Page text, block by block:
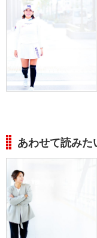
あわせて読みた